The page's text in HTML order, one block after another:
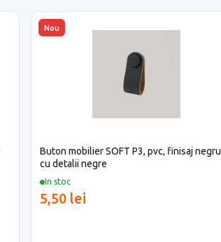
Nou
In stoc
Buton mobilier SOFT P3, pvc, finisaj negru
cu detalii negre
5,50 lei